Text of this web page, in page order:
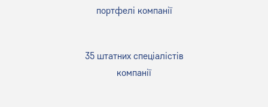
портфелі компанії
35 штатних спеціалістів
компанії